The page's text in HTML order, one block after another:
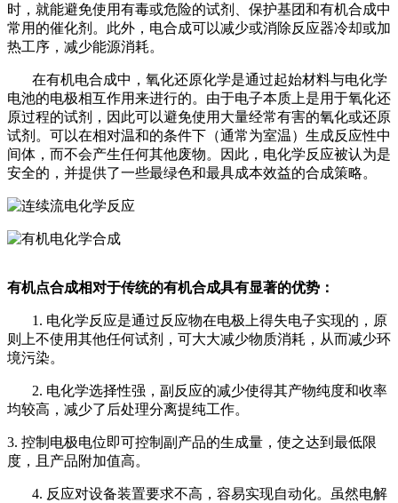
时，就能避免使用有毒或危险的试剂、保护基团和有机合成中
常用的催化剂。此外，电合成可以减少或消除反应器冷却或加
热工序，减少能源消耗。
在有机电合成中，氧化还原化学是通过起始材料与电化学
电池的电极相互作用来进行的。由于电子本质上是用于氧化还
原过程的试剂，因此可以避免使用大量经常有害的氧化或还原
试剂。可以在相对温和的条件下（通常为室温）生成反应性中
间体，而不会产生任何其他废物。因此，电化学反应被认为是
安全的，并提供了一些最绿色和最具成本效益的合成策略。
有机点合成相对于传统的有机合成具有显著的优势：
1. 电化学反应是通过反应物在电极上得失电子实现的，原
则上不使用其他任何试剂，可大大减少物质消耗，从而减少环
境污染。
2. 电化学选择性强，副反应的减少使得其产物纯度和收率
均较高，减少了后处理分离提纯工作。
3. 控制电极电位即可控制副产品的生成量，使之达到最低限
度，且产品附加值高。
4. 反应对设备装置要求不高，容易实现自动化。虽然电解